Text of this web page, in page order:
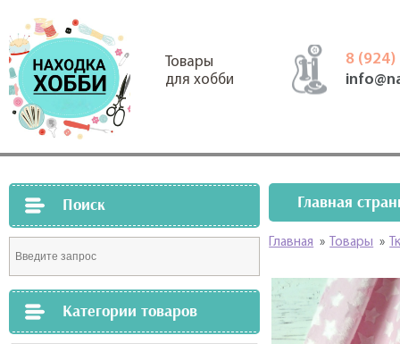
Товары
для хобби
8 (924)
Поиск
Категории товаров
Главная
Главная » Товары »